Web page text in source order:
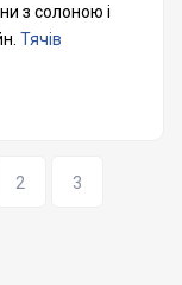
з солоною і
Тячів
2 3